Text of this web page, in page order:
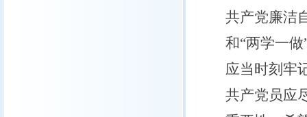
共产党廉洁
和“两学一
应当时刻牢
共产党员应